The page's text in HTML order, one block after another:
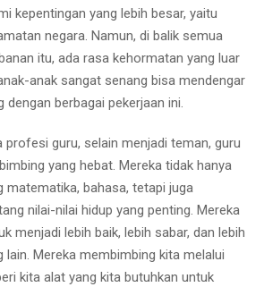
kepentingan yang lebih besar, yaitu
negara. Namun, di balik semua
itu, ada rasa kehormatan yang luar
anak sangat senang bisa mendengar
dengan berbagai pekerjaan ini.
profesi guru, selain menjadi teman, guru
yang hebat. Mereka tidak hanya
matematika, bahasa, tetapi juga
nilai-nilai hidup yang penting. Mereka
menjadi lebih baik, lebih sabar, dan lebih
lain. Mereka membimbing kita melalui
kita alat yang kita butuhkan untuk